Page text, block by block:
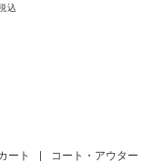
込
ート コート・アウター